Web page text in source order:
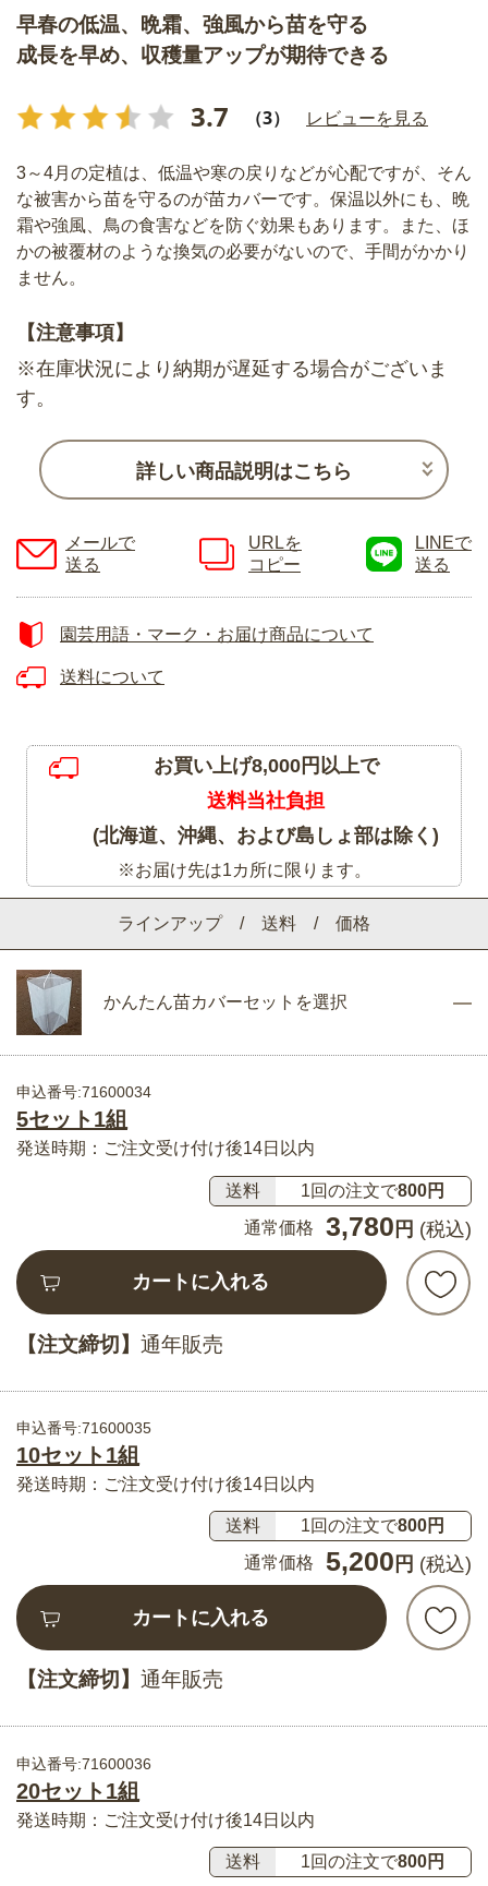
早春の低温、晩霜、強風から苗を守る
成長を早め、収穫量アップが期待できる
3.7 （3） レビューを見る
ラインアップ / 送料 / 価格
かんたん苗カバーセットを選択
申込番号:71600034
5セット1組
発送時期：ご注文受け付け後14日以内
送料 1回の注文で800円
通常価格
3,780 円 (税込)
カートに入れる
【注文締切】 通年販売
申込番号:71600035
10セット1組
発送時期：ご注文受け付け後14日以内
送料 1回の注文で800円
通常価格
5,200 円 (税込)
カートに入れる
【注文締切】 通年販売
申込番号:71600036
20セット1組
発送時期：ご注文受け付け後14日以内
送料 1回の注文で800円
3～4月の定植は、低温や寒の戻りなどが心配ですが、そん
な被害から苗を守るのが苗カバーです。保温以外にも、晩
霜や強風、鳥の食害などを防ぐ効果もあります。また、ほ
かの被覆材のような換気の必要がないので、手間がかかり
ません。
【注意事項】
※在庫状況により納期が遅延する場合がございま
す。
詳しい商品説明はこちら
メールで
送る
URLを
コピー
LINEで
送る
園芸用語・マーク・お届け商品について
送料について
お買い上げ8,000円以上で
送料当社負担
(北海道、沖縄、および島しょ部は除く)
※お届け先は1カ所に限ります。